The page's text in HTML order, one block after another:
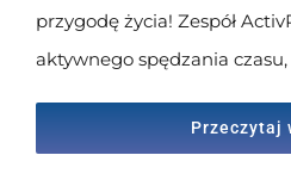
przygodę życia! Zespół
aktywnego spędzania czasu,
Przeczytaj